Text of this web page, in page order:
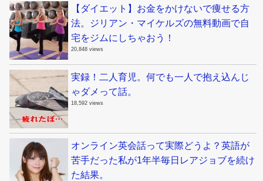
【ダイエット】お金をかけないで痩せる方
法。ジリアン・マイケルズの無料動画で自
宅をジムにしちゃおう！
20,848 views
実録！二人育児。何でも一人で抱え込んじ
ゃダメって話。
18,592 views
オンライン英会話って実際どうよ？英語が
苦手だった私が1年半毎日レアジョブを続け
た結果。